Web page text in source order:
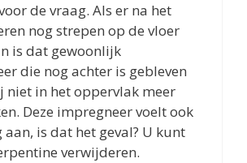
de vraag. Als er na het
nog strepen op de vloer
is dat gewoonlijk
die nog achter is gebleven
niet in het oppervlak meer
Deze impregneer voelt ook
is dat het geval? U kunt
verwijderen.